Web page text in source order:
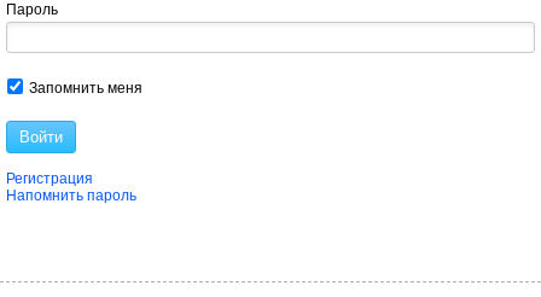
Пароль
Запомнить меня
Войти
Регистрация
Напомнить пароль